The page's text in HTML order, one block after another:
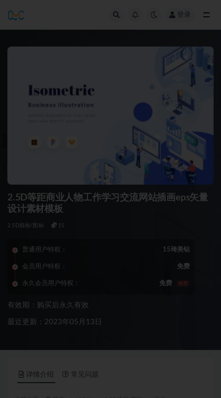
登录
2.5D等距商业人物工作学习交流网站插画eps矢量
设计素材模板
2.5D插画/图标 15
普通用户特权： 15琦美钻
会员用户特权： 免费
永久会员用户特权： 免费 推荐
有效期：购买后永久有效
最近更新：2023年05月13日
详情介绍 常见问题